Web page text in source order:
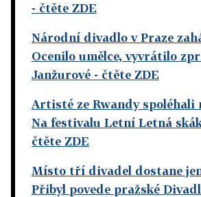
- čtěte ZDE
Národní divadlo v Praze
Ocenilo umělce, vyvrátilo
Janžurové - čtěte ZDE
Artisté ze Rwandy spoléhali
Na festivalu Letní Letná
čtěte ZDE
Místo tří divadel dostane
Přibyl povede pražské